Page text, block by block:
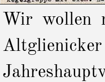
Wir wollen